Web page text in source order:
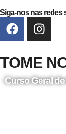
Siga-nos nas redes
TOME
Curso Geral